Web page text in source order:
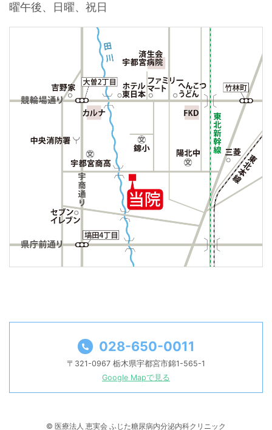
曜午後、日曜、祝日
028-650-0011
〒321-0967 栃木県宇都宮市錦1-565-1
Google Mapで見る
© 医療法人 恵実会 ふじた糖尿病内分泌内科クリニック